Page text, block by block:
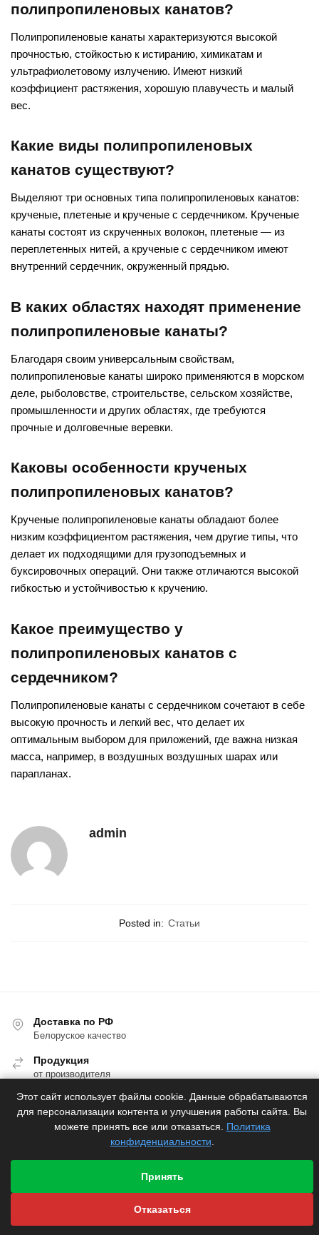
полипропиленовых канатов?
Полипропиленовые канаты характеризуются высокой
прочностью, стойкостью к истиранию, химикатам и
ультрафиолетовому излучению. Имеют низкий
коэффициент растяжения, хорошую плавучесть и малый
вес.
Какие виды полипропиленовых
канатов существуют?
Выделяют три основных типа полипропиленовых канатов:
крученые, плетеные и крученые с сердечником. Крученые
канаты состоят из скрученных волокон, плетеные — из
переплетенных нитей, а крученые с сердечником имеют
внутренний сердечник, окруженный прядью.
В каких областях находят применение
полипропиленовые канаты?
Благодаря своим универсальным свойствам,
полипропиленовые канаты широко применяются в морском
деле, рыболовстве, строительстве, сельском хозяйстве,
промышленности и других областях, где требуются
прочные и долговечные веревки.
Каковы особенности крученых
полипропиленовых канатов?
Крученые полипропиленовые канаты обладают более
низким коэффициентом растяжения, чем другие типы, что
делает их подходящими для грузоподъемных и
буксировочных операций. Они также отличаются высокой
гибкостью и устойчивостью к кручению.
Какое преимущество у
полипропиленовых канатов с
сердечником?
Полипропиленовые канаты с сердечником сочетают в себе
высокую прочность и легкий вес, что делает их
оптимальным выбором для приложений, где важна низкая
масса, например, в воздушных воздушных шарах или
парапланах.
admin
Posted in: Статьи
Доставка по РФ
Белоруское качество
Продукция
от производителя
Гарантия
производителя
Этот сайт использует файлы cookie. Данные обрабатываются
для персонализации контента и улучшения работы сайта. Вы
можете принять все или отказаться. Политика
конфиденциальности
Принять
Отказаться